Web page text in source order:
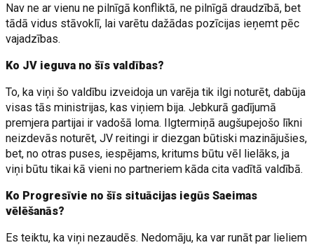
Nav ne ar vienu ne pilnīgā konfliktā, ne pilnīgā draudzībā, bet
tādā vidus stāvoklī, lai varētu dažādas pozīcijas ieņemt pēc
vajadzības.
Ko JV ieguva no šīs valdības?
To, ka viņi šo valdību izveidoja un varēja tik ilgi noturēt, dabūja
visas tās ministrijas, kas viņiem bija. Jebkurā gadījumā
premjera partijai ir vadošā loma. Ilgtermiņā augšupejošo līkni
neizdevās noturēt, JV reitingi ir diezgan būtiski mazinājušies,
bet, no otras puses, iespējams, kritums būtu vēl lielāks, ja
viņi būtu tikai kā vieni no partneriem kāda cita vadītā valdībā.
Ko Progresīvie no šīs situācijas iegūs Saeimas
vēlēšanās?
Es teiktu, ka viņi nezaudēs. Nedomāju, ka var runāt par lieliem